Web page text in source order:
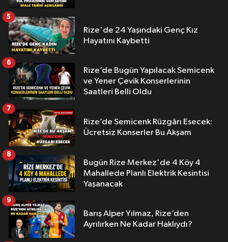
Rize'de 24 Yaşındaki Genç Kız
Hayatını Kaybetti
5
Rize’de Bugün Yapılacak Semicenk
ve Yener Çevik Konserlerinin
Saatleri Belli Oldu
6
Rize’de Semicenk Rüzgârı Esecek:
Ücretsiz Konserler Bu Akşam
7
Bugün Rize Merkez'de 4 Köy 4
Mahallede Planlı Elektrik Kesintisi
Yaşanacak
8
Barış Alper Yılmaz, Rize’den
Ayrılırken Ne Kadar Haklıydı?
9